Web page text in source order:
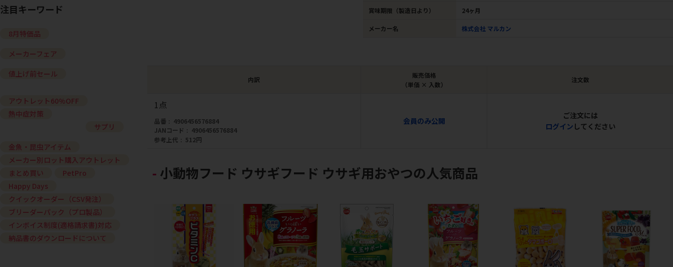
賞味期限（製造日より） 24ヶ月
メーカー名 株式会社 マルカン
内訳
販売価格
（単価 × 入数）
注文数
1点
品番
4906456576884
JANコード
4906456576884
参考上代
512円
会員のみ公開
ご注文には
ログイン してください
小動物フード ウサギフード ウサギ用おやつの人気商品
注目キーワード
8月特価品
メーカーフェア
値上げ前セール
アウトレット60%OFF
熱中症対策
サプリ
金魚・昆虫アイテム
メーカー別ロット購入アウトレット
まとめ買い
PetPro
Happy Days
クイックオーダー（CSV発注）
ブリーダーパック（プロ製品）
インボイス制度(適格請求書)対応
納品書のダウンロードについて